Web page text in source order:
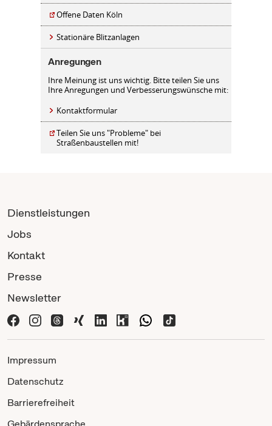
Offene Daten Köln
Stationäre Blitzanlagen
Anregungen
Ihre Meinung ist uns wichtig. Bitte teilen Sie uns
Ihre Anregungen und Verbesserungswünsche mit:
Kontaktformular
Teilen Sie uns "Probleme" bei
Straßenbaustellen mit!
Dienstleistungen
Jobs
Kontakt
Presse
Newsletter
Impressum
Datenschutz
Barrierefreiheit